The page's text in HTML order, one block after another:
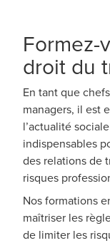
Formez-
droit du
En tant que
managers, il est
l’actualité
indispensables
des relations de
risques
Nos formations
maîtriser les
de limiter les